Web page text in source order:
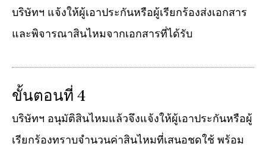
บริษัทฯ แจ้งให้ผู้เอาประกันหรือผู้เรียกร้องส่งเอกสาร
และพิจารณาสินไหมจากเอกสารที่ได้รับ
ขั้นตอนที่ 4
บริษัทฯ อนุมัติสินไหมแล้วจึงแจ้งให้ผู้เอาประกันหรือผู้
เรียกร้องทราบจำนวนค่าสินไหมที่เสนอชดใช้ พร้อม